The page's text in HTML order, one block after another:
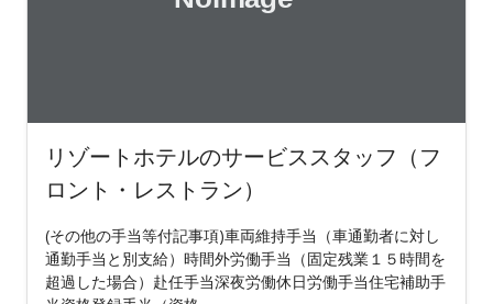
リゾートホテルのサービススタッフ（フ
ロント・レストラン）
(その他の手当等付記事項)車両維持手当（車通勤者に対し
通勤手当と別支給）時間外労働手当（固定残業１５時間を
超過した場合）赴任手当深夜労働休日労働手当住宅補助手